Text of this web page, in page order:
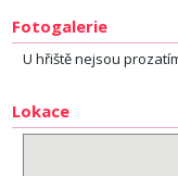
Fotogalerie
U hřiště nejsou
Lokace